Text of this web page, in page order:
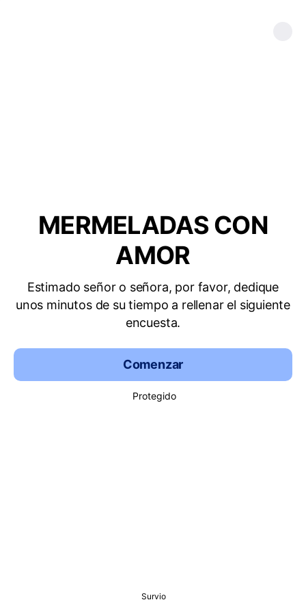
MERMELADAS CON
AMOR
Estimado señor o señora, por favor, dedique
unos minutos de su tiempo a rellenar el siguiente
encuesta.
Comenzar
Protegido
Survio